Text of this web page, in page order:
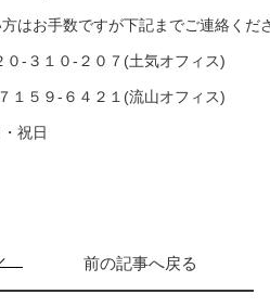
はお手数ですが下記までご連絡くだ
０-３１０-２０７(土気オフィス)
１５９-６４２１(流山オフィス)
・祝日
前の記事へ戻る